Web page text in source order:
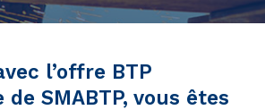
l’offre BTP
de SMABTP, vous êtes